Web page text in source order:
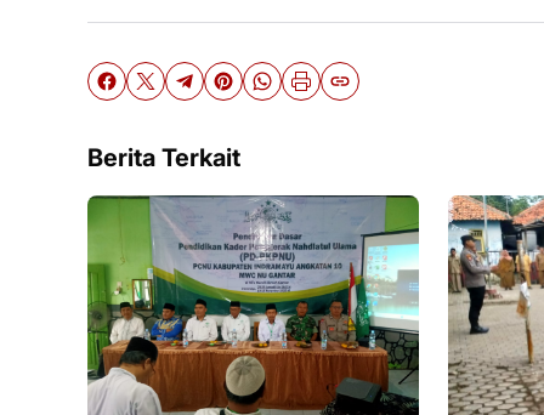
Berita Terkait